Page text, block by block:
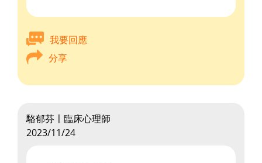
我要回應
分享
駱郁芬〡臨床心理師
2023/11/24